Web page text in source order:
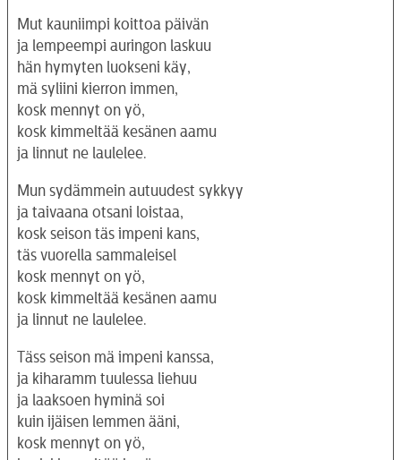
Mut kauniimpi koittoa päivän
ja lempeempi auringon laskuu
hän hymyten luokseni käy,
mä syliini kierron immen,
kosk mennyt on yö,
kosk kimmeltää kesänen aamu
ja linnut ne laulelee.
Mun sydämmein autuudest sykkyy
ja taivaana otsani loistaa,
kosk seison täs impeni kans,
täs vuorella sammaleisel
kosk mennyt on yö,
kosk kimmeltää kesänen aamu
ja linnut ne laulelee.
Täss seison mä impeni kanssa,
ja kiharamm tuulessa liehuu
ja laaksoen hyminä soi
kuin ijäisen lemmen ääni,
kosk mennyt on yö,